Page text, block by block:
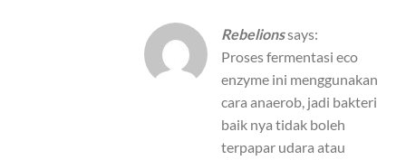
Rebelionssays:
Proses fermentasi eco
enzyme ini menggunakan
cara anaerob, jadi bakteri
baik nya tidak boleh
terpapar udara atau